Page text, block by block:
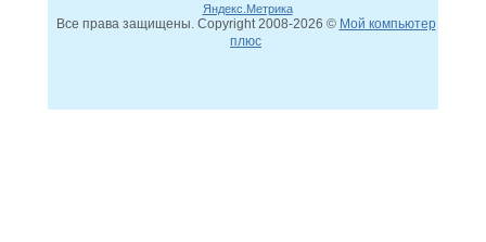
Все права защищены. Copyright2008-2026 © Мой компьютер
плюс